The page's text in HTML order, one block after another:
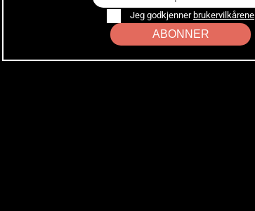
Jeg godkjenner brukervilkårene
ABONNER